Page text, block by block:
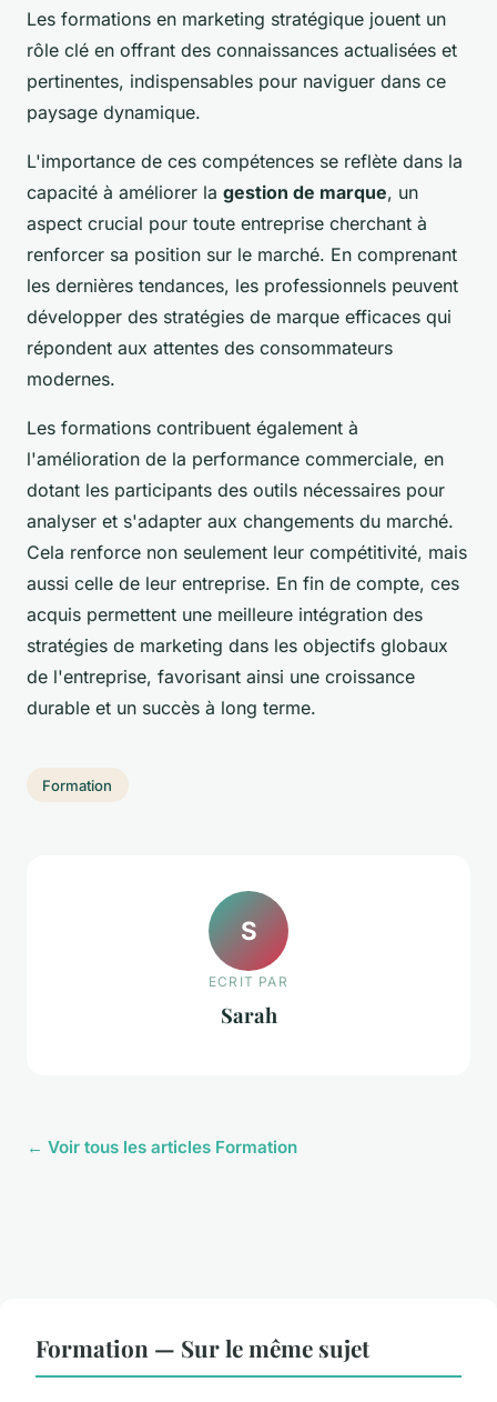
Les formations en marketing stratégique jouent un
rôle clé en offrant des connaissances actualisées et
pertinentes, indispensables pour naviguer dans ce
paysage dynamique.
L'importance de ces compétences se reflète dans la
capacité à améliorer la gestion de marque, un
aspect crucial pour toute entreprise cherchant à
renforcer sa position sur le marché. En comprenant
les dernières tendances, les professionnels peuvent
développer des stratégies de marque efficaces qui
répondent aux attentes des consommateurs
modernes.
Les formations contribuent également à
l'amélioration de la performance commerciale, en
dotant les participants des outils nécessaires pour
analyser et s'adapter aux changements du marché.
Cela renforce non seulement leur compétitivité, mais
aussi celle de leur entreprise. En fin de compte, ces
acquis permettent une meilleure intégration des
stratégies de marketing dans les objectifs globaux
de l'entreprise, favorisant ainsi une croissance
durable et un succès à long terme.
Formation
S
ECRIT PAR
Sarah
← Voir tous les articles Formation
Formation — Sur le même sujet